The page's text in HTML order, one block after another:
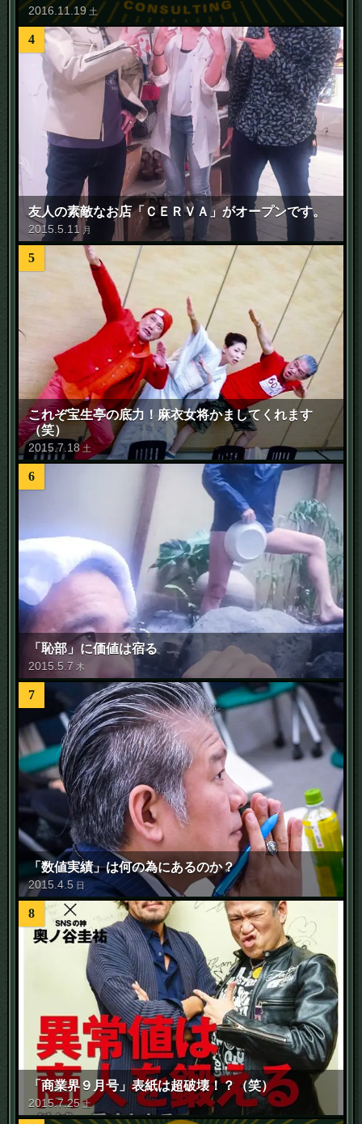
2016 11 19 土
4
友人の素敵なお店「ＣＥＲＶＡ」がオープンです。
2015 5 11 月
5
これぞ宝生亭の底力！麻衣女将かましてくれます
（笑）
2015.7. 18 土
6
「恥部」に価値は宿る
2015 5 .7 木
7
「数値実績」は何の為にあるのか？
2015 .4 .5 日
8
「商業界９月号」表紙は超破壊！？（笑）
2015.7.25 土